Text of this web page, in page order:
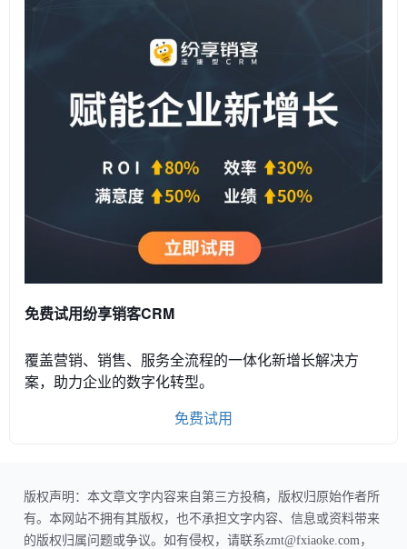
免费试用纷享销客CRM
覆盖营销、销售、服务全流程的一体化新增长解决方
案，助力企业的数字化转型。
免费试用
版权声明：本文章文字内容来自第三方投稿，版权归原始作者所
有。本网站不拥有其版权，也不承担文字内容、信息或资料带来
的版权归属问题或争议。如有侵权，请联系zmt@fxiaoke.com，